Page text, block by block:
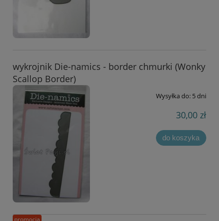
wykrojnik Die-namics - border chmurki (Wonky
Scallop Border)
Wysyłka do: 5 dni
30,00 zł
do koszyka
promocja